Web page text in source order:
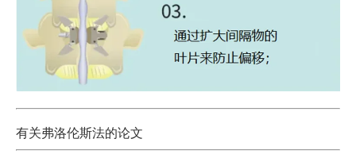
有关弗洛伦斯法的论文